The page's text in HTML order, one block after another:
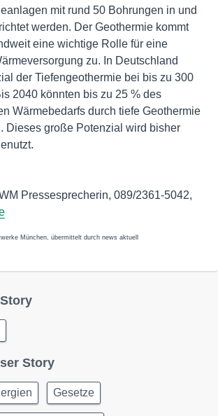
mit rund 50 Bohrungen in und
werden. Der Geothermie kommt
eine wichtige Rolle für eine
zu. In Deutschland
der Tiefengeothermie bei bis zu 300
2040 könnten bis zu 25 % des
Wärmebedarfs durch tiefe Geothermie
Dieses große Potenzial wird bisher
Pressesprecherin, 089/2361-5042,
München, übermittelt durch news aktuell
Story
Gesetze